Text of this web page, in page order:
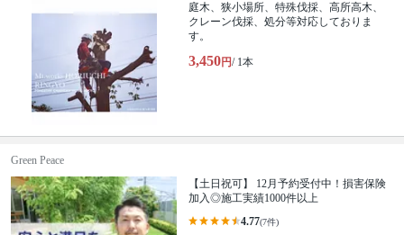
庭木、狭小場所、特殊伐採、高所高木、
クレーン伐採、処分等対応しておりま
す。
3,450円/ 1本
Green Peace
【土日祝可】 12月予約受付中！損害保険
加入◎施工実績1000件以上
4.77(7件)